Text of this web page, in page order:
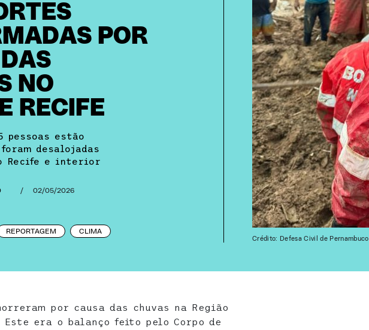
POR
NO
RECIFE
pessoas estão
desalojadas
Recife e interior
/ 02/05/2026
REPORTAGEM CLIMA
Crédito: Defesa Civil de Pernambuco
por causa das chuvas na Região
era o balanço feito pelo Corpo de